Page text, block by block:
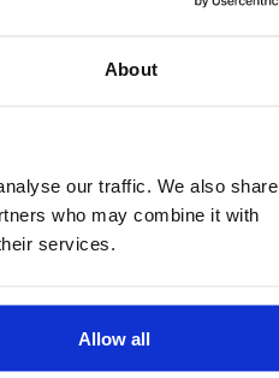
About
our traffic. We also share
who may combine it with
services.
Allow all
er vidende, vil dine ‘hvad nu’
vejrmønstre som
ville, hvilket giver flyerne et